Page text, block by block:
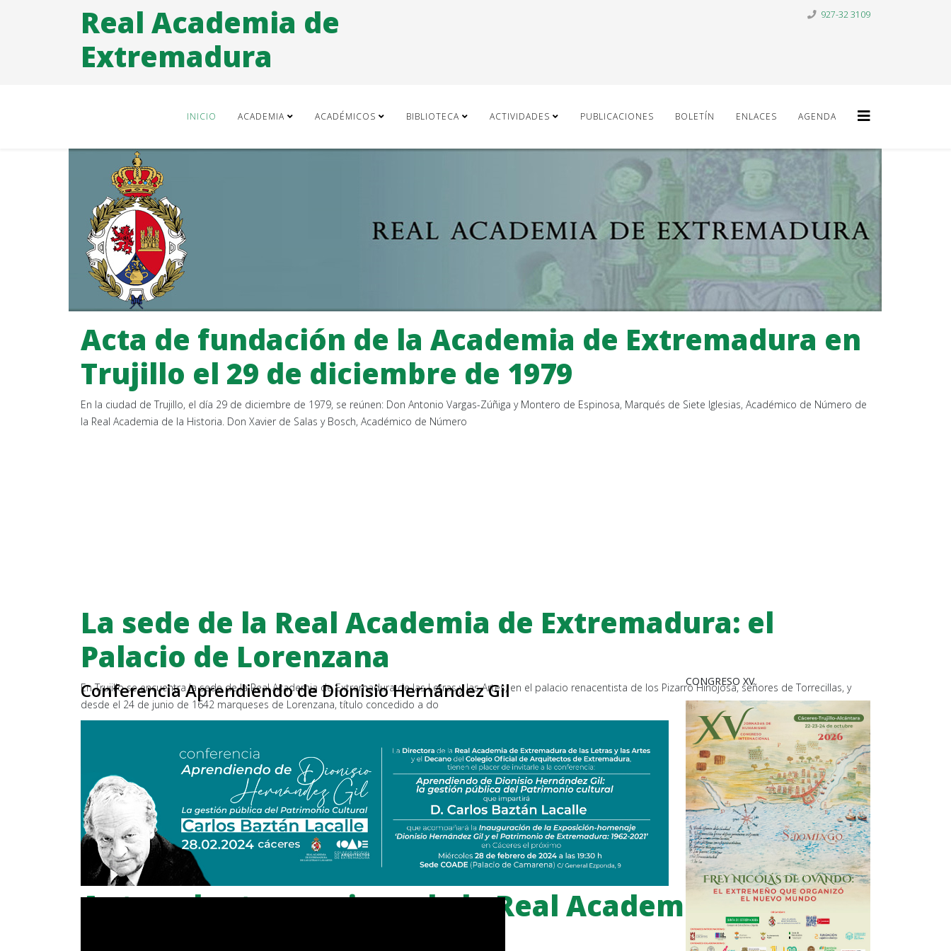
Real Academia de
Extremadura
927-32 3109
INICIO ACADEMIA ACADÉMICOS BIBLIOTECA ACTIVIDADES PUBLICACIONES BOLETÍN ENLACES AGENDA
Acta de fundación de la Academia de Extremadura en
Trujillo el 29 de diciembre de 1979
En la ciudad de Trujillo, el día 29 de diciembre de 1979, se reúnen: Don Antonio Vargas-Zúñiga y Montero de Espinosa, Marqués de Siete Iglesias, Académico de Número de
la Real Academia de la Historia. Don Xavier de Salas y Bosch, Académico de Número
La sede de la Real Academia de Extremadura: el
Palacio de Lorenzana
En Trujillo se encuentra la sede de la Real Academia de Extremadura de las Letras y las Artes, en el palacio renacentista de los Pizarro Hinojosa, señores de Torrecillas, y
desde el 24 de junio de 1642 marqueses de Lorenzana, título concedido a do
Antecedentes y origen de la Real Academia de
Conferencia Aprendiendo de Dionisio Hernández Gil CONGRESO XV